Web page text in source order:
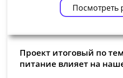
Посмотреть
Проект итоговый по
питание влияет на